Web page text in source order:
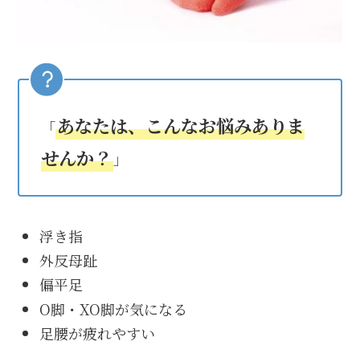
「あなたは、こんなお悩みありま
せんか？ 」
浮き指
外反母趾
偏平足
О脚・XO脚が気になる
足腰が疲れやすい